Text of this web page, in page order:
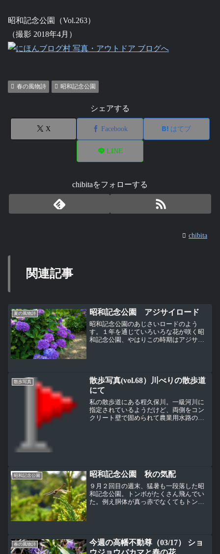
昭和記念公園（Vol.263）
（撮影 2018年4月）
春の風物詩 昭和記念公園
シェアする
X Facebook はてブ
LINE
chibitaをフォローする
chibita
関連記事
夏の風物詩 昭和記念公園 アジサイロード
昭和記念公園のあじさいロードのよう
す。１年を通じていろいろな花が咲く昭
和記念公園、やはりこの時期はアジサ
散歩写真
散歩写真(vol.68）川べりの散歩道
にて
私の散歩道にある程久保川。一級河川に
指定されているようだけど、両側をコン
クリート壁で固められて農業用水路のよ
昭和記念公園 昭和記念公園 秋の気配
９月２回目の週末、猛暑も一段落した昭
和記念公園。トンボがたくさん飛んでい
た。例え胴体が真っ赤でなくてもトンボ
春の風物詩
今週の高幡不動尊（03/17） ショ